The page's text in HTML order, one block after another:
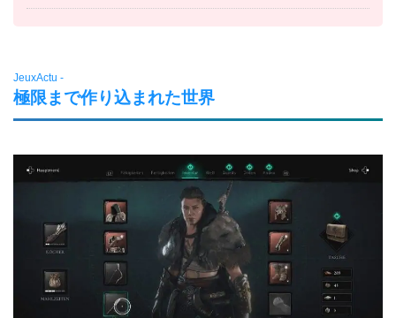
JeuxActu -
極限まで作り込まれた世界